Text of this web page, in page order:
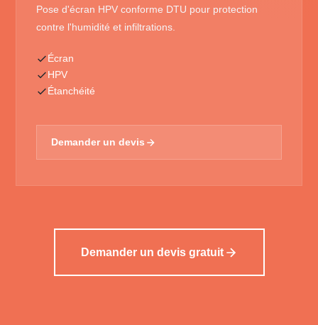
Pose d'écran HPV conforme DTU pour protection
contre l'humidité et infiltrations.
Écran
HPV
Étanchéité
Demander un devis
Demander un devis gratuit